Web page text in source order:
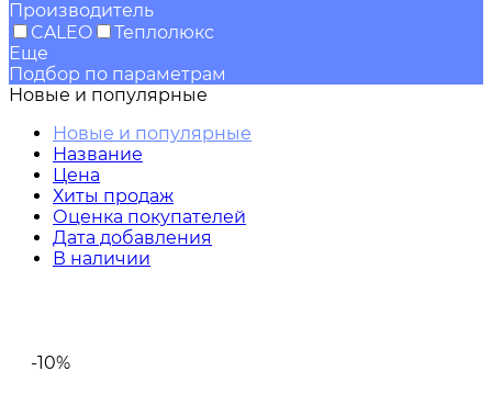
Производитель
CALEO
Теплолюкс
Еще
Подбор по параметрам
Новые и популярные
Новые и популярные
Название
Цена
Хиты продаж
Оценка покупателей
Дата добавления
В наличии
-10%